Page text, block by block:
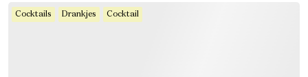
Cocktails Drankjes Cocktail